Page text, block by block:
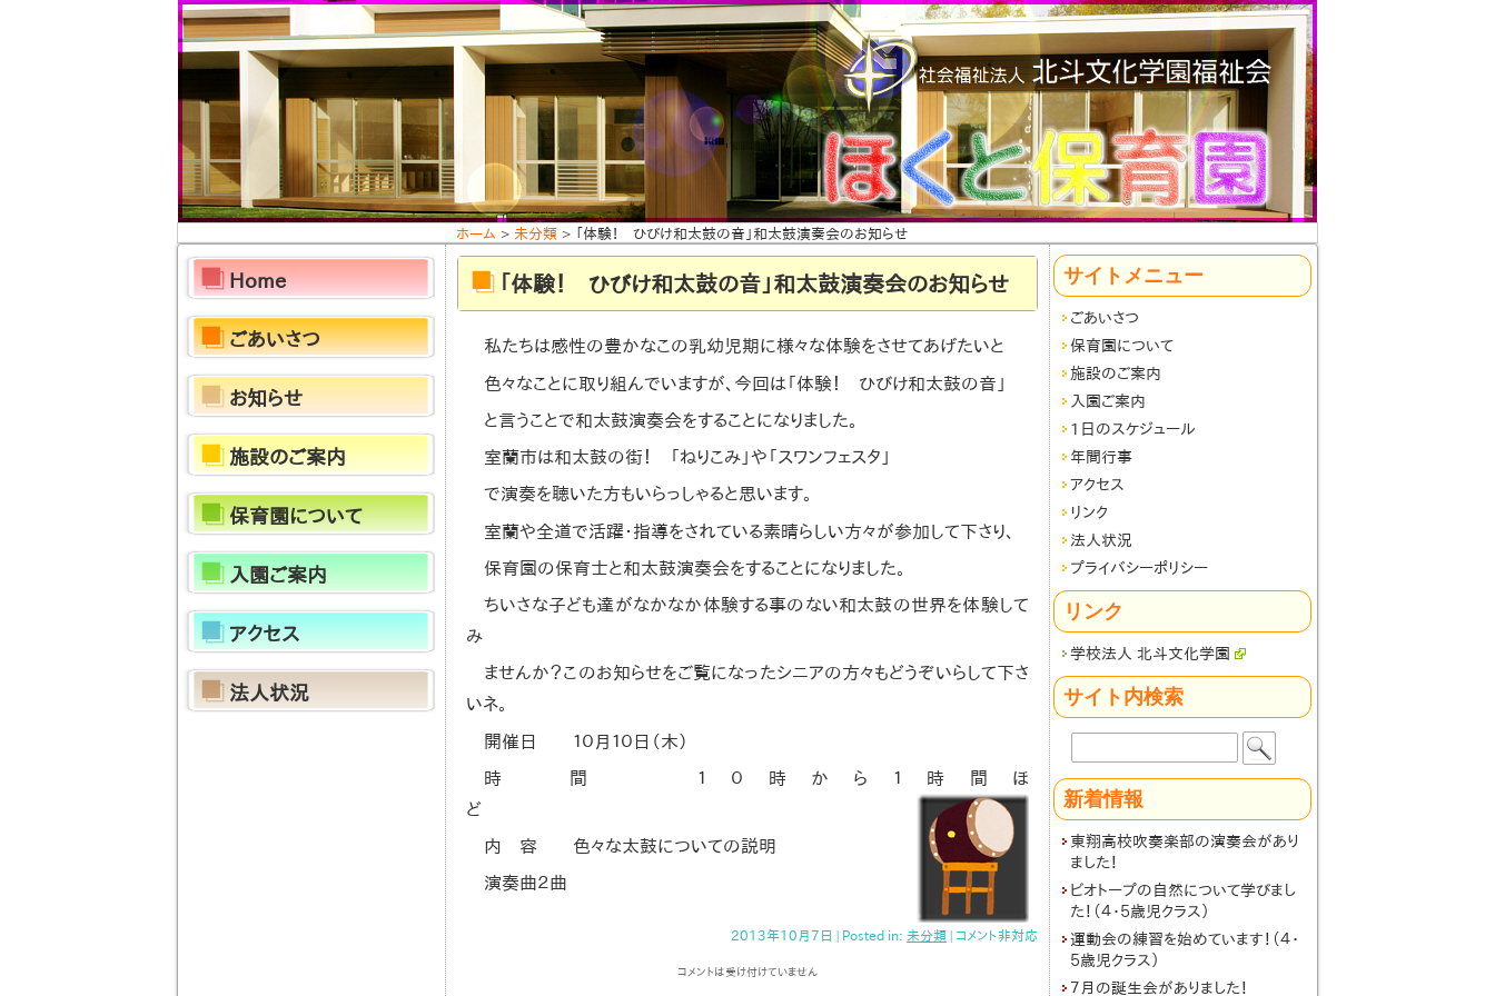
ホーム > 未分類 > 「体験！ ひびけ和太鼓の音」和太鼓演奏会のお知らせ
「体験！ ひびけ和太鼓の音」和太鼓演奏会のお知らせ
私たちは感性の豊かなこの乳幼児期に様々な体験をさせてあげたいと
色々なことに取り組んでいますが、今回は「体験！ ひびけ和太鼓の音」
と言うことで和太鼓演奏会をすることになりました。
室蘭市は和太鼓の街！ 「ねりこみ」や「スワンフェスタ」
で演奏を聴いた方もいらっしゃると思います。
室蘭や全道で活躍・指導をされている素晴らしい方々が参加して下さり、
保育園の保育士と和太鼓演奏会をすることになりました。
ちいさな子ども達がなかなか体験する事のない和太鼓の世界を体験して
み
ませんか？このお知らせをご覧になったシニアの方々もどうぞいらして下さ
いネ。
開催日 １０月１０日（木）
時 間 １０時から１時間ほ
ど
内 容 色々な太鼓についての説明
演奏曲２曲
2013年10月7日 | Posted in: 未分類 | コメント非対応
コメントは受け付けていません
サイトメニュー
ごあいさつ
保育園について
施設のご案内
入園ご案内
1日のスケジュール
年間行事
アクセス
リンク
法人状況
プライバシーポリシー
リンク
学校法人 北斗文化学園
サイト内検索
索:
新着情報
東翔高校吹奏楽部の演奏会があり
ました！
ビオトープの自然について学びまし
た！（４・５歳児クラス）
運動会の練習を始めています！（４・
５歳児クラス）
７月の誕生会がありました！
Home
ごあいさつ
お知らせ
施設のご案内
保育園について
入園ご案内
アクセス
法人状況